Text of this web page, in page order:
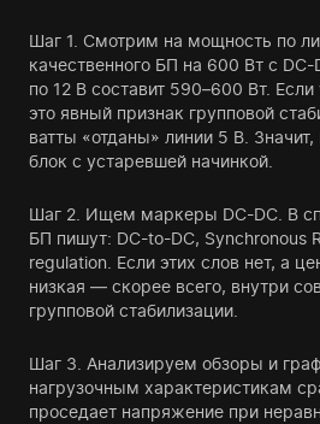
Шаг 1. Смотрим на мощность по
качественного БП на 600 Вт с
по 12 В составит 590–600 Вт.
это явный признак групповой
ватты «отданы» линии 5 В.
блок с устаревшей начинкой.
Шаг 2. Ищем маркеры DC-DC. В
БП пишут: DC-to-DC, Synchronous
regulation. Если этих слов нет, а
низкая — скорее всего, внутри
групповой стабилизации.
Шаг 3. Анализируем обзоры и
нагрузочным характеристикам
проседает напряжение при